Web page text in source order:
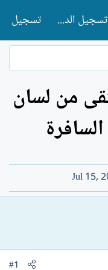
تسجيل الدخول تسجيل
من لسان
Jul 15,
#1